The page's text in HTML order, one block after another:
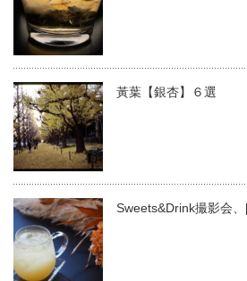
黃葉【銀杏】６選
Sweets&Drink撮影会